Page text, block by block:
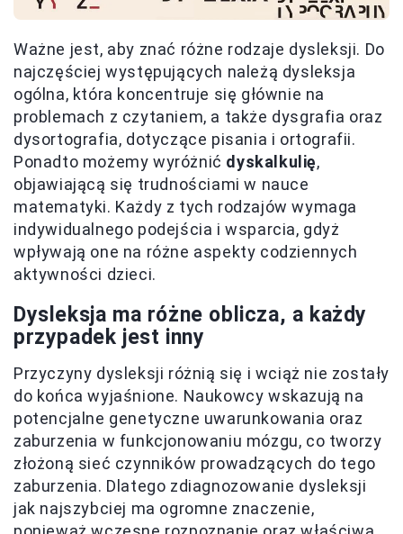
Ważne jest, aby znać różne rodzaje dysleksji. Do
najczęściej występujących należą dysleksja
ogólna, która koncentruje się głównie na
problemach z czytaniem, a także dysgrafia oraz
dysortografia, dotyczące pisania i ortografii.
Ponadto możemy wyróżnić dyskalkulię,
objawiającą się trudnościami w nauce
matematyki. Każdy z tych rodzajów wymaga
indywidualnego podejścia i wsparcia, gdyż
wpływają one na różne aspekty codziennych
aktywności dzieci.
Dysleksja ma różne oblicza, a każdy
przypadek jest inny
Przyczyny dysleksji różnią się i wciąż nie zostały
do końca wyjaśnione. Naukowcy wskazują na
potencjalne genetyczne uwarunkowania oraz
zaburzenia w funkcjonowaniu mózgu, co tworzy
złożoną sieć czynników prowadzących do tego
zaburzenia. Dlatego zdiagnozowanie dysleksji
jak najszybciej ma ogromne znaczenie,